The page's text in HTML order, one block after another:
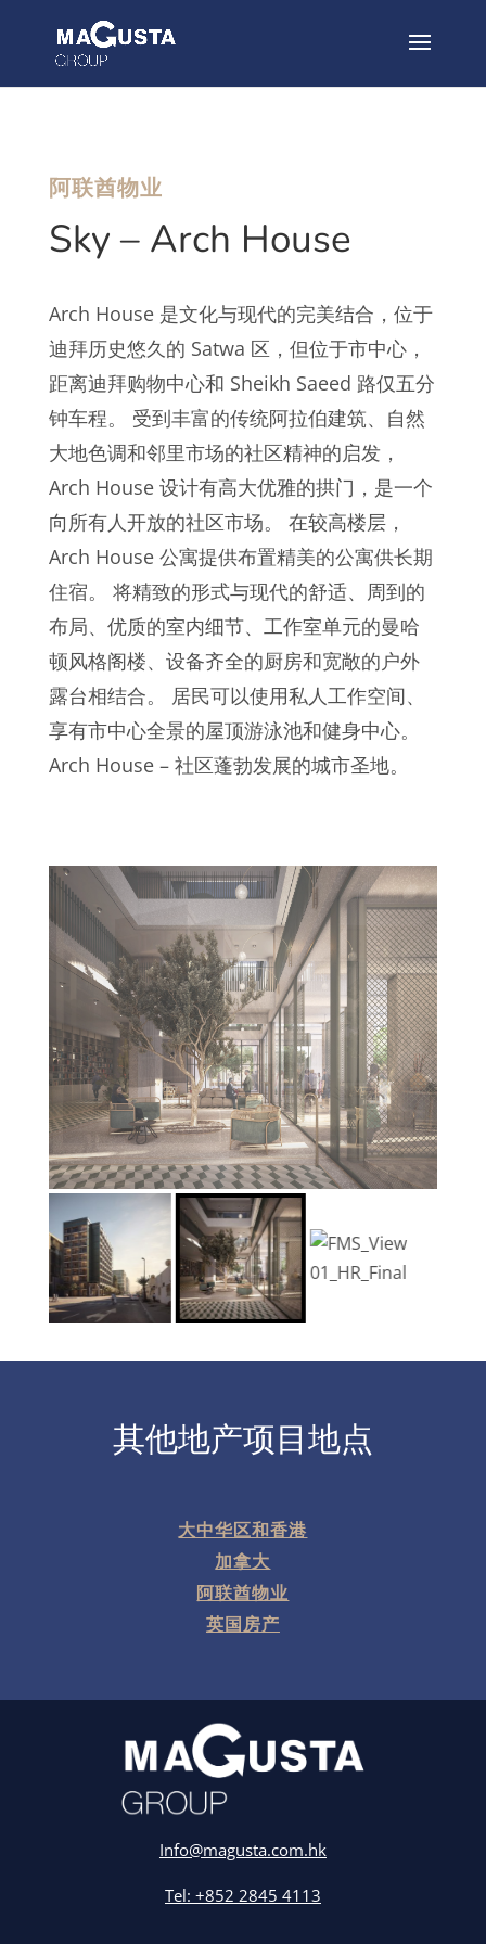
阿联酋物业
Sky – Arch House
Arch House 是文化与现代的完美结合，位于
迪拜历史悠久的 Satwa 区，但位于市中心，
距离迪拜购物中心和 Sheikh Saeed 路仅五分
钟车程。 受到丰富的传统阿拉伯建筑、自然
大地色调和邻里市场的社区精神的启发，
Arch House 设计有高大优雅的拱门，是一个
向所有人开放的社区市场。 在较高楼层，
Arch House 公寓提供布置精美的公寓供长期
住宿。 将精致的形式与现代的舒适、周到的
布局、优质的室内细节、工作室单元的曼哈
顿风格阁楼、设备齐全的厨房和宽敞的户外
露台相结合。 居民可以使用私人工作空间、
享有市中心全景的屋顶游泳池和健身中心。
Arch House – 社区蓬勃发展的城市圣地。
其他地产项目地点
大中华区和香港
加拿大
阿联酋物业
英国房产
Info@magusta.com.hk
Tel: +852 2845 4113